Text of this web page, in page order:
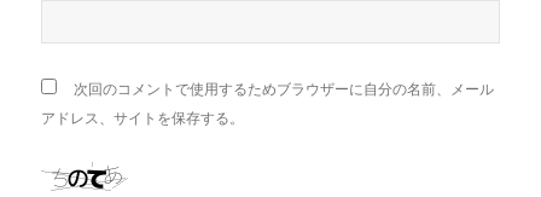
次回のコメントで使用するためブラウザーに自分の名前、メール
アドレス、サイトを保存する。